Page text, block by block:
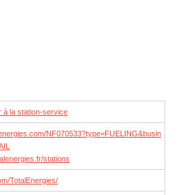
à la station-service
NF070533?type=FUELING&busin
stations
TotalEnergies/